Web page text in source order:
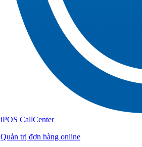
iPOS CallCenter
Quản trị đơn hàng online